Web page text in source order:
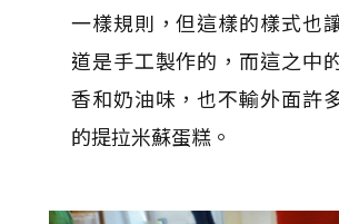
一樣規則，但這樣的樣式也
道是手工製作的，而這之中
香和奶油味，也不輸外面許
的提拉米蘇蛋糕。